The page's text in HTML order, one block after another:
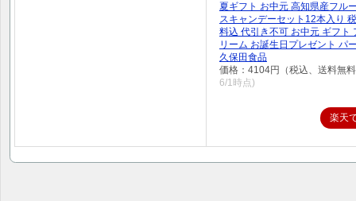
夏ギフト お中元 高知県産フル
スキャンデーセット12本入り
料込 代引き不可 お中元 ギフト
リーム お誕生日プレゼント パ
久保田食品
価格：4104円（税込、送料無
6/1時点)
楽天